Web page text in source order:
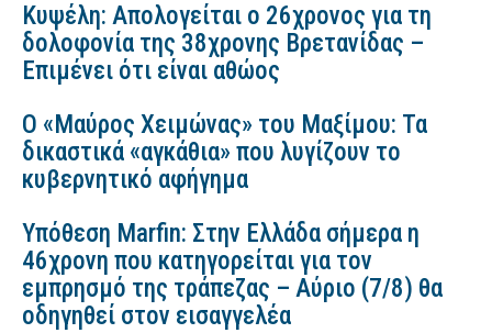
Κυψέλη: Απολογείται ο 26χρονος για τη
δολοφονία της 38χρονης Βρετανίδας –
Επιμένει ότι είναι αθώος
Ο «Μαύρος Χειμώνας» του Μαξίμου: Τα
δικαστικά «αγκάθια» που λυγίζουν το
κυβερνητικό αφήγημα
Υπόθεση Marfin: Στην Ελλάδα σήμερα η
46χρονη που κατηγορείται για τον
εμπρησμό της τράπεζας – Αύριο (7/8) θα
οδηγηθεί στον εισαγγελέα